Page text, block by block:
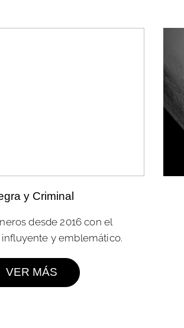
y Criminal
desde 2016 con el
y emblemático.
VER MÁS